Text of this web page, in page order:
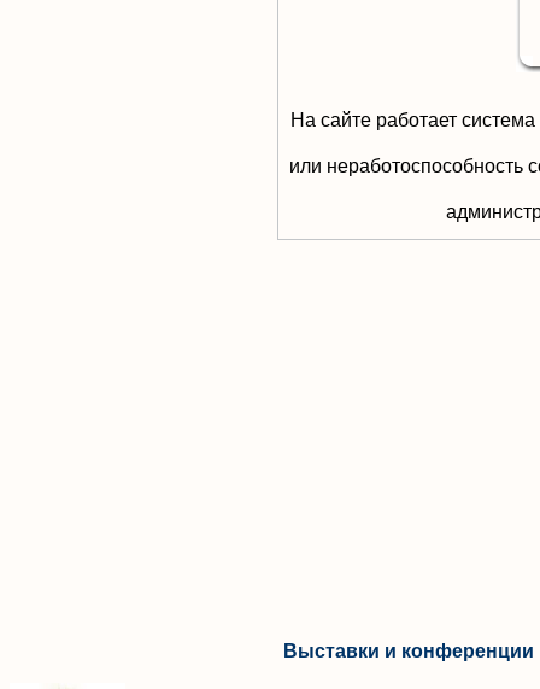
На сайте работает
или неработоспособность
Выставки и конференции